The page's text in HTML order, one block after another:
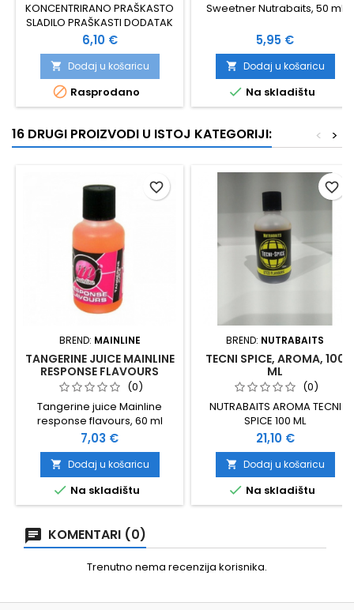
KONCENTRIRANO PRAŠKASTO
SLADILO PRAŠKASTI DODATAK
ZA IZRADU BOILA I PRIMAME
PAKIRANJE 100 GRAMA
Cijena
6,10 €
 Dodaj u košaricu
 Rasprodano
Sweetner Nutrabaits, 50 ml
Cijena
5,95 €
 Dodaj u košaricu
 Na skladištu
16 DRUGI PROIZVODI U ISTOJ KATEGORIJI: >
<
BREND: MAINLINE
TANGERINE JUICE MAINLINE
RESPONSE FLAVOURS
(0)
Tangerine juice Mainline
response flavours, 60 ml
Cijena
7,03 €
 Dodaj u košaricu
 Na skladištu
favorite_border
BREND: NUTRABAITS
TECNI SPICE, AROMA, 100
ML
(0)
NUTRABAITS AROMA TECNI
SPICE 100 ML
Cijena
21,10 €
 Dodaj u košaricu
 Na skladištu
favorite_border
KOMENTARI (0)
Trenutno nema recenzija korisnika.